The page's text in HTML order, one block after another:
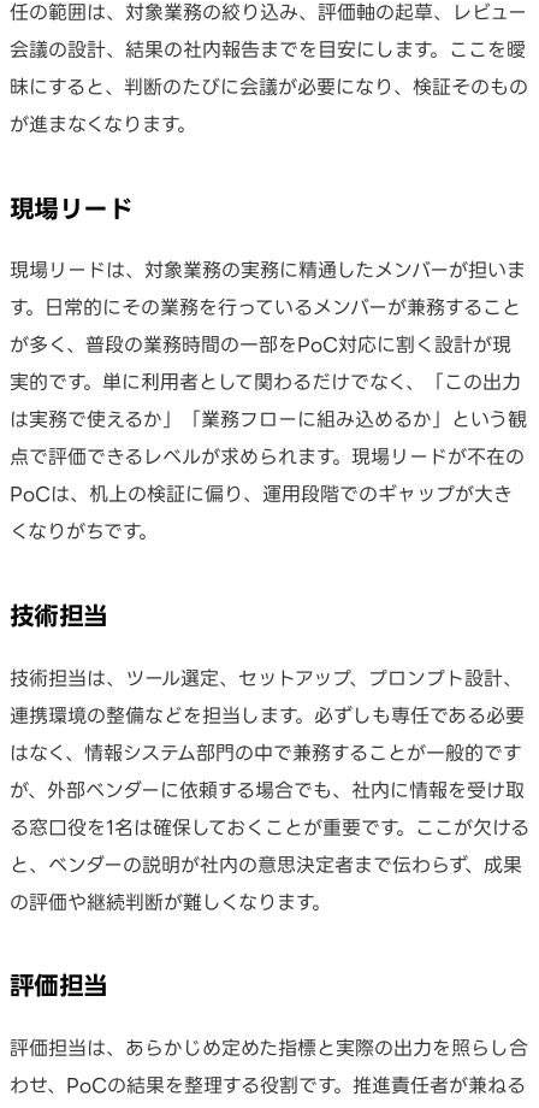
任の範囲は、対象業務の絞り込み、評価軸の起草、レビュー
会議の設計、結果の社内報告までを目安にします。ここを曖
昧にすると、判断のたびに会議が必要になり、検証そのもの
が進まなくなります。
現場リード
現場リードは、対象業務の実務に精通したメンバーが担いま
す。日常的にその業務を行っているメンバーが兼務すること
が多く、普段の業務時間の一部をPoC対応に割く設計が現
実的です。単に利用者として関わるだけでなく、「この出力
は実務で使えるか」「業務フローに組み込めるか」という観
点で評価できるレベルが求められます。現場リードが不在の
PoCは、机上の検証に偏り、運用段階でのギャップが大き
くなりがちです。
技術担当
技術担当は、ツール選定、セットアップ、プロンプト設計、
連携環境の整備などを担当します。必ずしも専任である必要
はなく、情報システム部門の中で兼務することが一般的です
が、外部ベンダーに依頼する場合でも、社内に情報を受け取
る窓口役を1名は確保しておくことが重要です。ここが欠ける
と、ベンダーの説明が社内の意思決定者まで伝わらず、成果
の評価や継続判断が難しくなります。
評価担当
評価担当は、あらかじめ定めた指標と実際の出力を照らし合
わせ、PoCの結果を整理する役割です。推進責任者が兼ねる